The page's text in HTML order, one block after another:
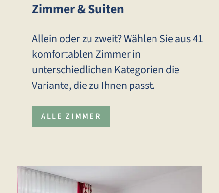
Zimmer & Suiten
Allein oder zu zweit? Wählen Sie aus 41
komfortablen Zimmer in
unterschiedlichen Kategorien die
Variante, die zu Ihnen passt.
ALLE ZIMMER